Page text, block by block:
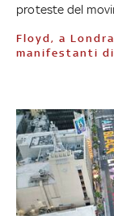
proteste del
Floyd, a Londra e Parigi scontri tra polizia e
manifestanti di